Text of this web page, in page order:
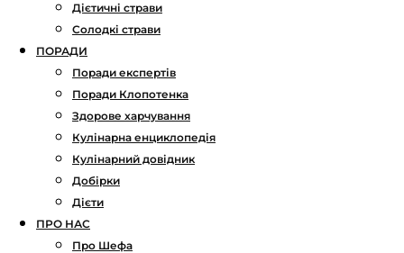
Дієтичні страви
Солодкі страви
ПОРАДИ
Поради експертів
Поради Клопотенка
Здорове харчування
Кулінарна енциклопедія
Кулінарний довідник
Добірки
Дієти
ПРО НАС
Про Шефа